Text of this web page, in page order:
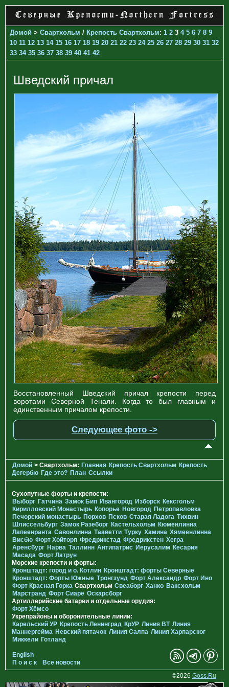
Домой > Свартхольм / Крепость Свартхольм: 1 2 3 4 5 6 7 8 9
10 11 12 13 14 15 16 17 18 19 20 21 22 23 24 25 26 27 28 29 30 31 32
33 34 35 36 37 38 39 40 41 42
Шведский причал
Восстановленный Шведский причал крепости перед
воротами Северной Тенали. Когда то был главным и
единственным причалом крепости.
Следующее фото ->
Домой > Свартхольм: Главная Крепость Свартхольм Крепость
Дегербю Где это? План Ссылки
Сухопутные форты и крепости:
Выборг Гатчина Замок Бип Ивангород Изборск Кексгольм
Кирилловский Монастырь Копорье Новгород Петропавловка
Печорcкий монастырь Порхов Псков Старая Ладога Тихвин
Шлиссельбург Замок Разеборг Кастельхольм Кюменлинна
Лапеенранта Савонлинна Тааветти Турку Хамина Хямеенлинна
Висбю Форт Хойторп Фредрикстад Фредрикстен Хегра
Аренсбург Нарва Таллинн Антипатрис Иерусалим Кесария
Масада Форт Латрун
Морские крепости и форты:
Кронштадт: город и о. Котлин Кронштадт: форты Северные
Кронштадт: Форты Южные Тронгзунд Форт Александр Форт Ино
Форт Красная Горка Свартхольм Свеаборг Ханко Ваксхольм
Марстранд Форт Сиарё Оскарсборг
Артиллерийские батареи и отдельные орудия:
Форт Хёмсо
Укрепрайоны и оборонительные линии:
Карельский УР Крепость Ленинград КрУР Линия ВТ Линия
Маннергейма Невский пятачок Линия Салпа Линия Харпарског
Миккели Готланд
English
П о и с к
Все новости
©2026 Goss.Ru